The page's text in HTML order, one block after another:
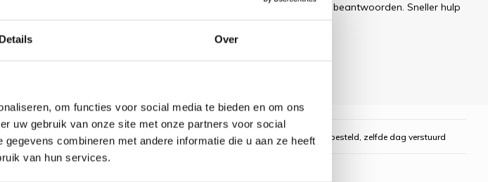
Details Over
om functies voor social media te bieden en om ons
uw gebruik van onze site met onze partners voor social
combineren met andere informatie die u aan ze heeft
van hun services.
helpt u met plezier! We proberen uw e-mail zo snel mogelijk te beantwoorden. Sneller hulp
klantenservice: 0592273685.
betaling achteraf mogelijk Voor 16:00 uur besteld, zelfde dag verstuurd